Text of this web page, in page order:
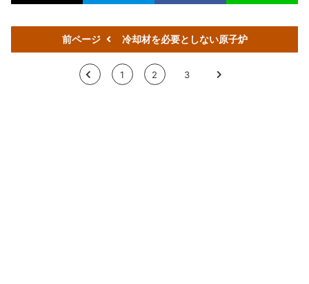
前ページ 冷却材を必要としない原子炉
< 1 2 3 >